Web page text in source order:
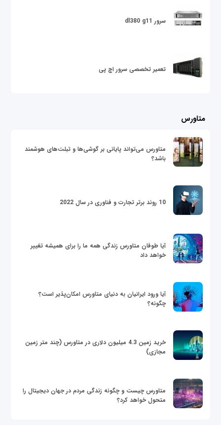
سرور dl380 g11
تعمیر تخصصی سرور اچ پی
متاورس
متاورس می‌تواند پایانی بر گوشی‌ها و تبلت‌های هوشمند
باشد؟
10 روند برتر تجارت و فناوری در سال 2022
آیا طوفان متاورس زندگی همه ما را برای همیشه تغییر
خواهد داد
آیا ورود ایرانیان به دنیای متاورس امکان‌پذیر است؟
چگونه؟
خرید زمین 4.3 میلیون دلاری در متاورس (چند متر زمین
مجازی)
متاورس چیست و چگونه زندگی مردم در جهان دیجیتال را
متحول خواهد کرد؟